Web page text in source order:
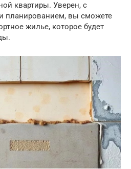
квартиры. Уверен, с
планированием, вы сможете
жилье, которое будет